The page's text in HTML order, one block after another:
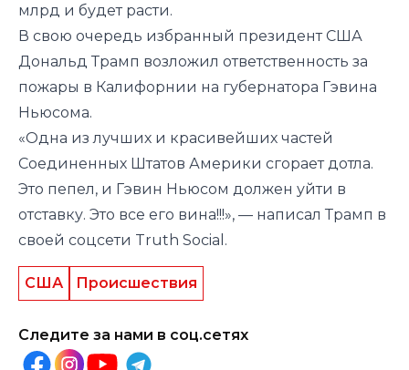
млрд и будет расти.
В свою очередь избранный президент США
Дональд Трамп возложил ответственность за
пожары в Калифорнии на губернатора Гэвина
Ньюсома.
«Одна из лучших и красивейших частей
Соединенных Штатов Америки сгорает дотла.
Это пепел, и Гэвин Ньюсом должен уйти в
отставку. Это все его вина!!!», — написал Трамп в
своей соцсети Truth Social.
США Происшествия
Следите за нами в соц.сетях